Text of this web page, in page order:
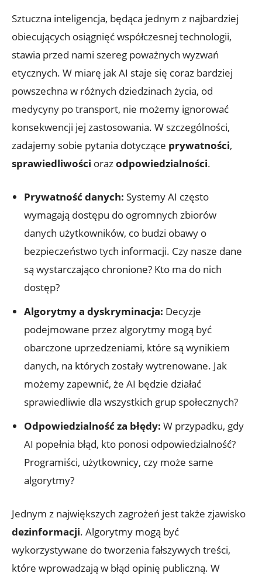
Sztuczna inteligencja, będąca‌ jednym z⁢ najbardziej⁤
obiecujących osiągnięć współczesnej technologii,⁣
stawia przed nami szereg poważnych wyzwań
etycznych. W miarę⁣ jak AI ⁣staje się coraz bardziej
powszechna w różnych dziedzinach życia, od
medycyny po ⁢transport, nie możemy⁤ ignorować
konsekwencji jej zastosowania.​ W szczególności,
zadajemy sobie pytania dotyczące prywatności,
sprawiedliwości orazodpowiedzialności.
Prywatność danych: Systemy AI często
wymagają dostępu‌ do ogromnych zbiorów
danych użytkowników, co budzi⁢ obawy o
bezpieczeństwo tych informacji. ‍Czy nasze dane
są wystarczająco chronione? Kto ‌ma ​do nich
dostęp?
Algorytmy a dyskryminacja: ⁤Decyzje
podejmowane przez algorytmy mogą być
obarczone uprzedzeniami, które są wynikiem
danych, na których ​zostały wytrenowane. Jak
możemy zapewnić, że⁢ AI będzie działać
sprawiedliwie dla wszystkich grup społecznych?
Odpowiedzialność za błędy: W przypadku, gdy
AI popełnia błąd, kto⁣ ponosi odpowiedzialność?
Programiści,⁤ użytkownicy, czy może same
algorytmy?
Jednym‍ z ​największych zagrożeń⁢ jest także zjawisko
dezinformacji. Algorytmy mogą być
wykorzystywane ​do⁢ tworzenia fałszywych treści,​
które wprowadzają⁣ w błąd opinię publiczną. W